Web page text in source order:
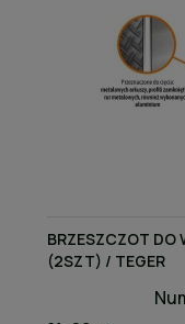
BRZESZCZOT DO
(2SZT) / TEGER